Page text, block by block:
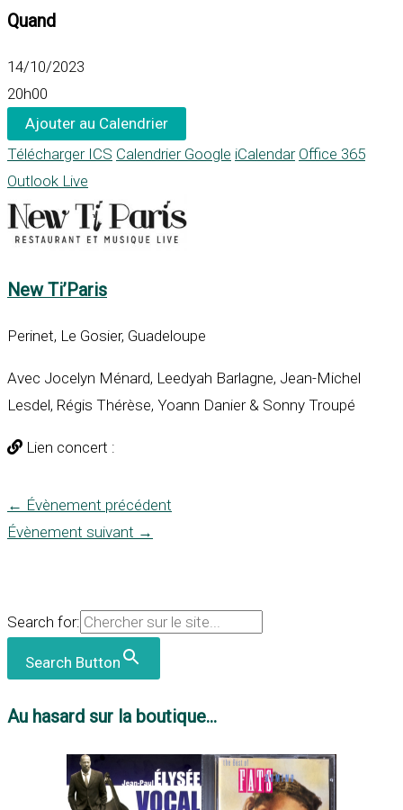
Quand
14/10/2023
20h00
Ajouter au Calendrier
Télécharger ICS Calendrier Google iCalendar Office 365
Outlook Live
New Ti’Paris
Perinet, Le Gosier, Guadeloupe
Avec Jocelyn Ménard, Leedyah Barlagne, Jean-Michel
Lesdel, Régis Thérèse, Yoann Danier & Sonny Troupé
Lien concert :
← Évènement précédent
Évènement suivant →
Search for:
Search Button
Au hasard sur la boutique...